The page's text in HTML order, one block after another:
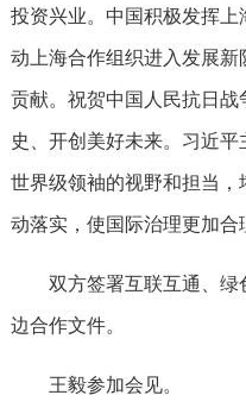
投资兴业。中国积极发挥
动上海合作组织进入发展
贡献。祝贺中国人民抗日
史、开创美好未来。习近
世界级领袖的视野和担当
动落实，使国际治理更加合
双方签署互联互通、绿
边合作文件。
王毅参加会见。